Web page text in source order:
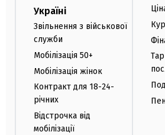
Україні
Звільнення з військової
служби
Мобілізація 50+
Мобілізація жінок
Контракт для 18-24-
річних
Відстрочка від
мобілізації